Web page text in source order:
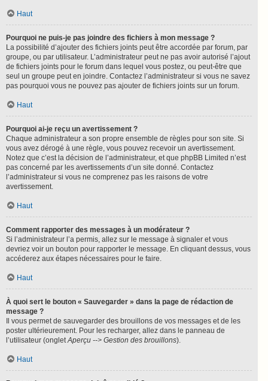
Haut
Pourquoi ne puis-je pas joindre des fichiers à mon message ?
La possibilité d’ajouter des fichiers joints peut être accordée par forum, par
groupe, ou par utilisateur. L’administrateur peut ne pas avoir autorisé l’ajout
de fichiers joints pour le forum dans lequel vous postez, ou peut-être que
seul un groupe peut en joindre. Contactez l’administrateur si vous ne savez
pas pourquoi vous ne pouvez pas ajouter de fichiers joints sur un forum.
Haut
Pourquoi ai-je reçu un avertissement ?
Chaque administrateur a son propre ensemble de règles pour son site. Si
vous avez dérogé à une règle, vous pouvez recevoir un avertissement.
Notez que c’est la décision de l’administrateur, et que phpBB Limited n’est
pas concerné par les avertissements d’un site donné. Contactez
l’administrateur si vous ne comprenez pas les raisons de votre
avertissement.
Haut
Comment rapporter des messages à un modérateur ?
Si l’administrateur l’a permis, allez sur le message à signaler et vous
devriez voir un bouton pour rapporter le message. En cliquant dessus, vous
accéderez aux étapes nécessaires pour le faire.
Haut
À quoi sert le bouton « Sauvegarder » dans la page de rédaction de
message ?
Il vous permet de sauvegarder des brouillons de vos messages et de les
poster ultérieurement. Pour les recharger, allez dans le panneau de
l’utilisateur (ongletAperçu --> Gestion des brouillons).
Haut